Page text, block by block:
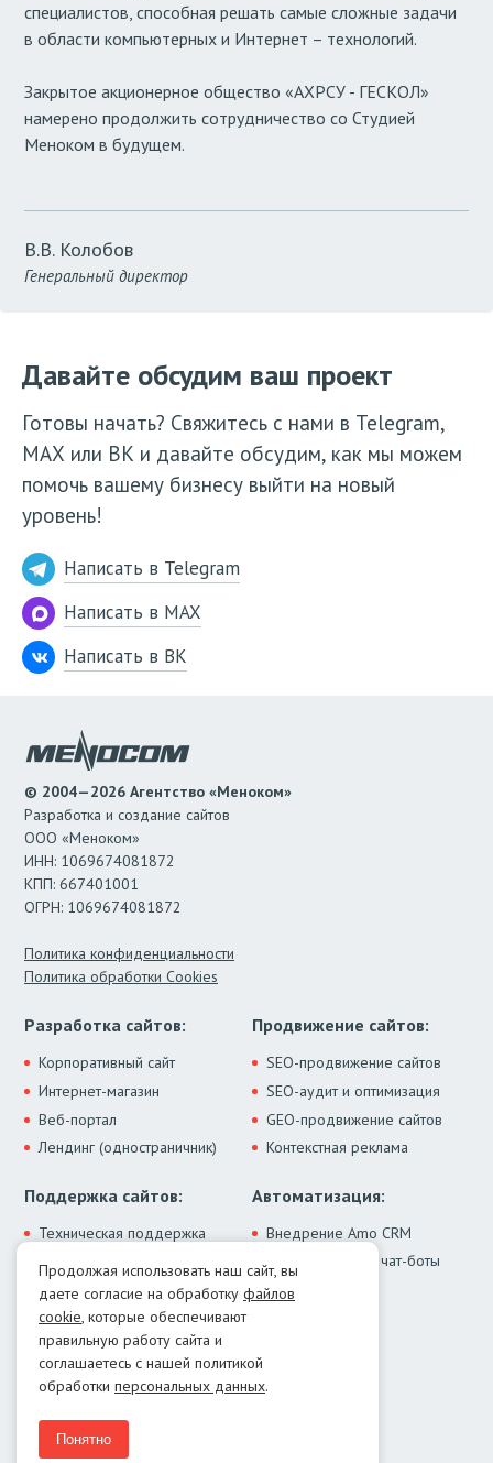
специалистов, способная решать самые сложные задачи
в области компьютерных и Интернет – технологий.
Закрытое акционерное общество «АХРСУ - ГЕСКОЛ»
намерено продолжить сотрудничество со Студией
Меноком в будущем.
В.В. Колобов
Генеральный директор
Давайте обсудим ваш проект
Готовы начать? Свяжитесь с нами в Telegram,
МАХ или ВК и давайте обсудим, как мы можем
помочь вашему бизнесу выйти на новый
уровень!
Написать в Telegram
Написать в MAX
Написать в ВК
© 2004—2026 Агентство «Меноком»
Разработка и создание сайтов
ООО «Меноком»
ИНН: 1069674081872
КПП: 667401001
ОГРН: 1069674081872
Политика конфиденциальности
Политика обработки Cookies
Разработка сайтов:
Корпоративный сайт
Интернет-магазин
Веб-портал
Лендинг (одностраничник)
Продвижение сайтов:
SEO-продвижение сайтов
SEO-аудит и оптимизация
GEO-продвижение сайтов
Контекстная реклама
Поддержка сайтов:
Техническая поддержка
Модернизация сайта
Лечение от вирусов
Автоматизация:
Внедрение Amo CRM
ИИ-ассистенты и чат-боты
Интеграции
Контакты:
Москва:
+7 (499) 322-77-02
E-mail:
info@menocom.ru
Время работы:
Написать в Telegram
Продолжая использовать наш сайт, вы
даете согласие на обработку файлов
cookie, которые обеспечивают
правильную работу сайта и
соглашаетесь с нашей политикой
обработки персональных данных.
Понятно